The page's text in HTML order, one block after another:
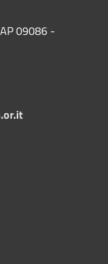
09086 -